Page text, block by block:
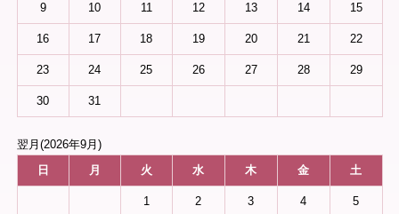
9 10 11 12 13 14 15
16 17 18 19 20 21 22
23 24 25 26 27 28 29
30 31
翌月(2026年9月)
日
月 火 水 木 金 土
1 2 3 4 5